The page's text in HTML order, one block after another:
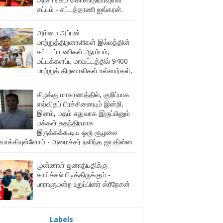
சட்டம் - சட்டத்தரணி ஐங்கரன்.
அம்மை அப்பன்
மாற்றுத்திறனாளிகள் இல்லத்தின்
கட்டடப் பணிகள் ஆரம்பம்,
மட்டக்களப்பு மாவட்டத்தில் 9400
மாற்றுத் திறனாளிகள் உள்ளார்கள்,
கிழக்கு மாகாணத்தில், குறிப்பாக
எவ்விதப் பிரச்சினையும் இன்றி,
இனம், மதம் எதுவாக இருப்பினும்
மக்கள் சுதந்திரமாக
இருக்கக்கூடிய ஒரு சூழலை
- அமைச்சர் நளிந்த ஜயதிஸ்ஸ
முன்னாள் ஜனாதிபதிக்கு
காய்ச்சல் பிடித்திருக்கும் -
பாராளுமன்ற உறுப்பினர் ஸ்ரீநேசன்
Labels